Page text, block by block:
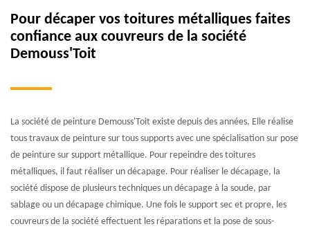
Pour décaper vos toitures métalliques faites
confiance aux couvreurs de la société
Demouss'Toit
La société de peinture Demouss'Toit existe depuis des années. Elle réalise
tous travaux de peinture sur tous supports avec une spécialisation sur pose
de peinture sur support métallique. Pour repeindre des toitures
métalliques, il faut réaliser un décapage. Pour réaliser le décapage, la
société dispose de plusieurs techniques un décapage à la soude, par
sablage ou un décapage chimique. Une fois le support sec et propre, les
couvreurs de la société effectuent les réparations et la pose de sous-